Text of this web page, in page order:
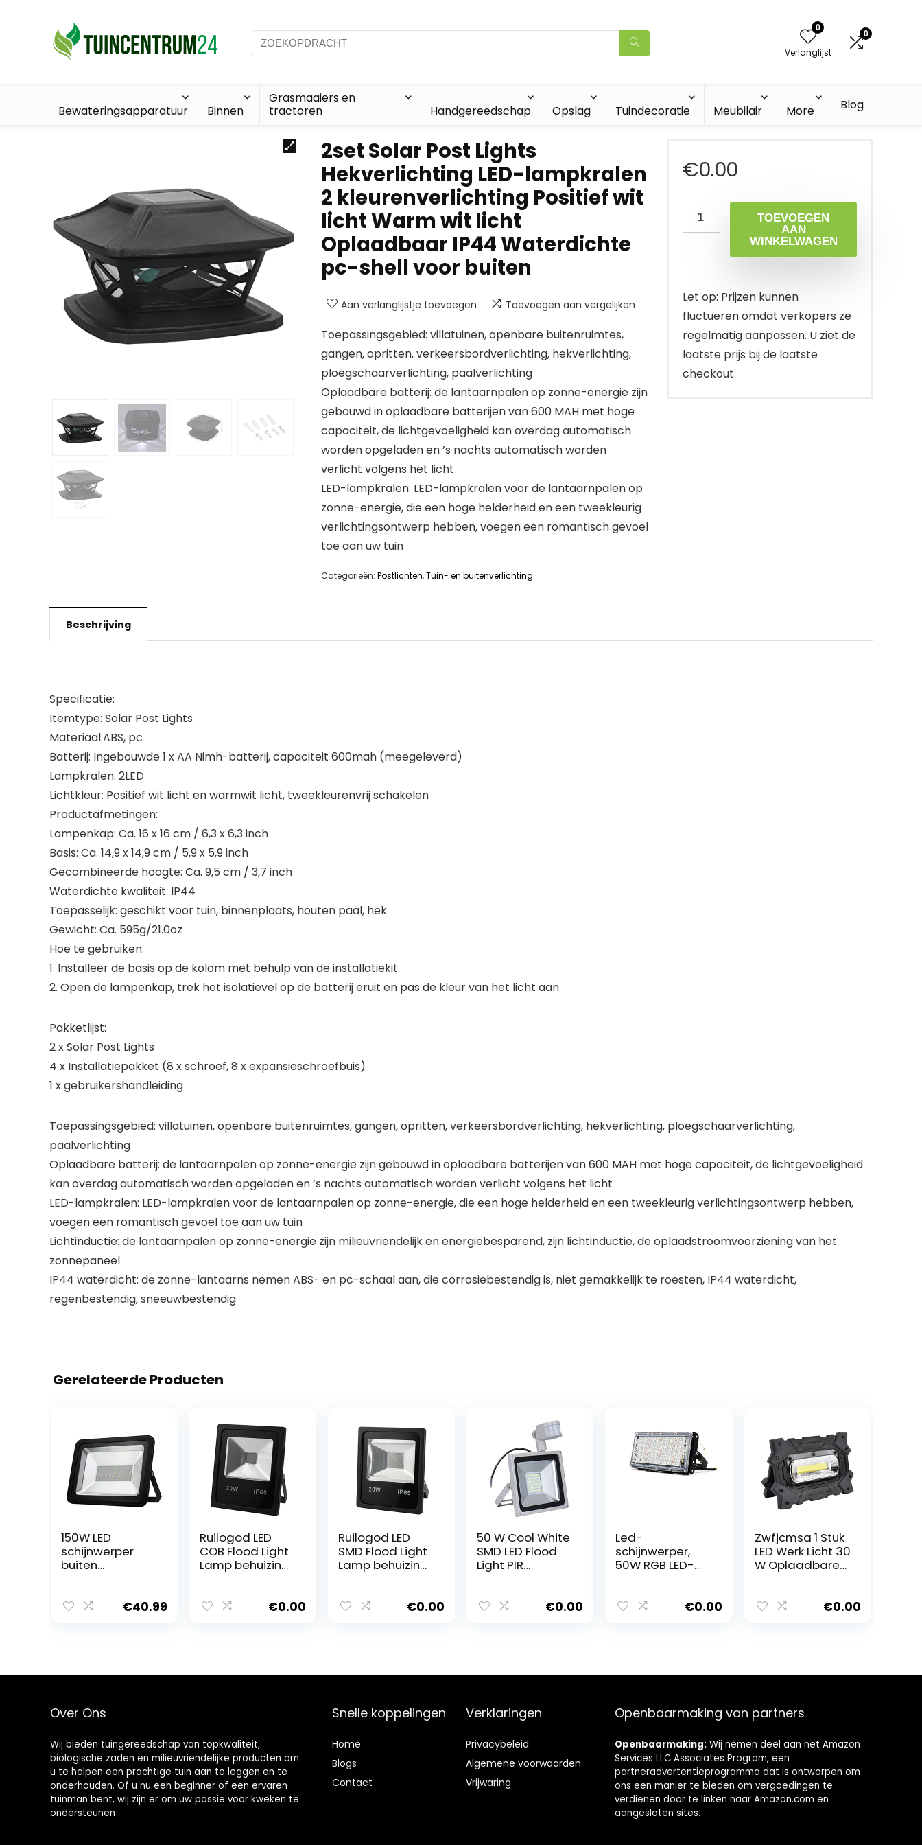
0
Verlanglijst
0
Bewateringsapparatuur Binnen
Grasmaaiers en
tractoren
Handgereedschap Opslag Tuindecoratie Meubilair More Blog
2set Solar Post Lights
Hekverlichting LED-lampkralen
2 kleurenverlichting Positief wit
licht Warm wit licht
Oplaadbaar IP44 Waterdichte
pc-shell voor buiten
Aan verlanglijstje toevoegen Toevoegen aan vergelijken
Toepassingsgebied: villatuinen, openbare buitenruimtes,
gangen, opritten, verkeersbordverlichting, hekverlichting,
ploegschaarverlichting, paalverlichting
Oplaadbare batterij: de lantaarnpalen op zonne-energie zijn
gebouwd in oplaadbare batterijen van 600 MAH met hoge
capaciteit, de lichtgevoeligheid kan overdag automatisch
worden opgeladen en ’s nachts automatisch worden
verlicht volgens het licht
LED-lampkralen: LED-lampkralen voor de lantaarnpalen op
zonne-energie, die een hoge helderheid en een tweekleurig
verlichtingsontwerp hebben, voegen een romantisch gevoel
toe aan uw tuin
Categorieën: Postlichten,Tuin- en buitenverlichting
€0.00
TOEVOEGEN
AAN
WINKELWAGEN
Let op: Prijzen kunnen
fluctueren omdat verkopers ze
regelmatig aanpassen. U ziet de
laatste prijs bij de laatste
checkout.
Beschrijving
Specificatie:
Itemtype: Solar Post Lights
Materiaal:ABS, pc
Batterij: Ingebouwde 1 x AA Nimh-batterij, capaciteit 600mah (meegeleverd)
Lampkralen: 2LED
Lichtkleur: Positief wit licht en warmwit licht, tweekleurenvrij schakelen
Productafmetingen:
Lampenkap: Ca. 16 x 16 cm / 6,3 x 6,3 inch
Basis: Ca. 14,9 x 14,9 cm / 5,9 x 5,9 inch
Gecombineerde hoogte: Ca. 9,5 cm / 3,7 inch
Waterdichte kwaliteit: IP44
Toepasselijk: geschikt voor tuin, binnenplaats, houten paal, hek
Gewicht: Ca. 595g/21.0oz
Hoe te gebruiken:
1. Installeer de basis op de kolom met behulp van de installatiekit
2. Open de lampenkap, trek het isolatievel op de batterij eruit en pas de kleur van het licht aan
Pakketlijst:
2 x Solar Post Lights
4 x Installatiepakket (8 x schroef, 8 x expansieschroefbuis)
1 x gebruikershandleiding
Toepassingsgebied: villatuinen, openbare buitenruimtes, gangen, opritten, verkeersbordverlichting, hekverlichting, ploegschaarverlichting,
paalverlichting
Oplaadbare batterij: de lantaarnpalen op zonne-energie zijn gebouwd in oplaadbare batterijen van 600 MAH met hoge capaciteit, de lichtgevoeligheid
kan overdag automatisch worden opgeladen en ’s nachts automatisch worden verlicht volgens het licht
LED-lampkralen: LED-lampkralen voor de lantaarnpalen op zonne-energie, die een hoge helderheid en een tweekleurig verlichtingsontwerp hebben,
voegen een romantisch gevoel toe aan uw tuin
Lichtinductie: de lantaarnpalen op zonne-energie zijn milieuvriendelijk en energiebesparend, zijn lichtinductie, de oplaadstroomvoorziening van het
zonnepaneel
IP44 waterdicht: de zonne-lantaarns nemen ABS- en pc-schaal aan, die corrosiebestendig is, niet gemakkelijk te roesten, IP44 waterdicht,
regenbestendig, sneeuwbestendig
Gerelateerde Producten
150W LED
schijnwerper
buiten
Lights, 3200K
Landschap
Garage, Yard,
Pack
€40.99
Ruilogod LED
COB Flood Light
Lamp behuizing
20W Licht van
€0.00
Ruilogod LED
SMD Flood Light
Lamp behuizing
20W Licht van
€0.00
50 W Cool White
SMD LED Flood
Light PIR
lamp IP65
€0.00
Led-
schijnwerper,
50W RGB LED-
Light Spotlight
Tuinlamp
garage, tuin,
installeren
€0.00
Zwfjcmsa 1 Stuk
LED Werk Licht 30
W Oplaadbare
Outdoor Solar
€0.00
Over Ons
Wij bieden tuingereedschap van topkwaliteit,
biologische zaden en milieuvriendelijke producten om
u te helpen een prachtige tuin aan te leggen en te
onderhouden. Of u nu een beginner of een ervaren
tuinman bent, wij zijn er om uw passie voor kweken te
ondersteunen
Snelle koppelingen
Home
Blogs
Contact
Verklaringen
Privacybeleid
Algemene voorwaarden
Vrijwaring
Openbaarmaking van partners
Openbaarmaking: Wij nemen deel aan het Amazon
Services LLC Associates Program, een
partneradvertentieprogramma dat is ontworpen om
ons een manier te bieden om vergoedingen te
verdienen door te linken naar Amazon.com en
aangesloten sites.